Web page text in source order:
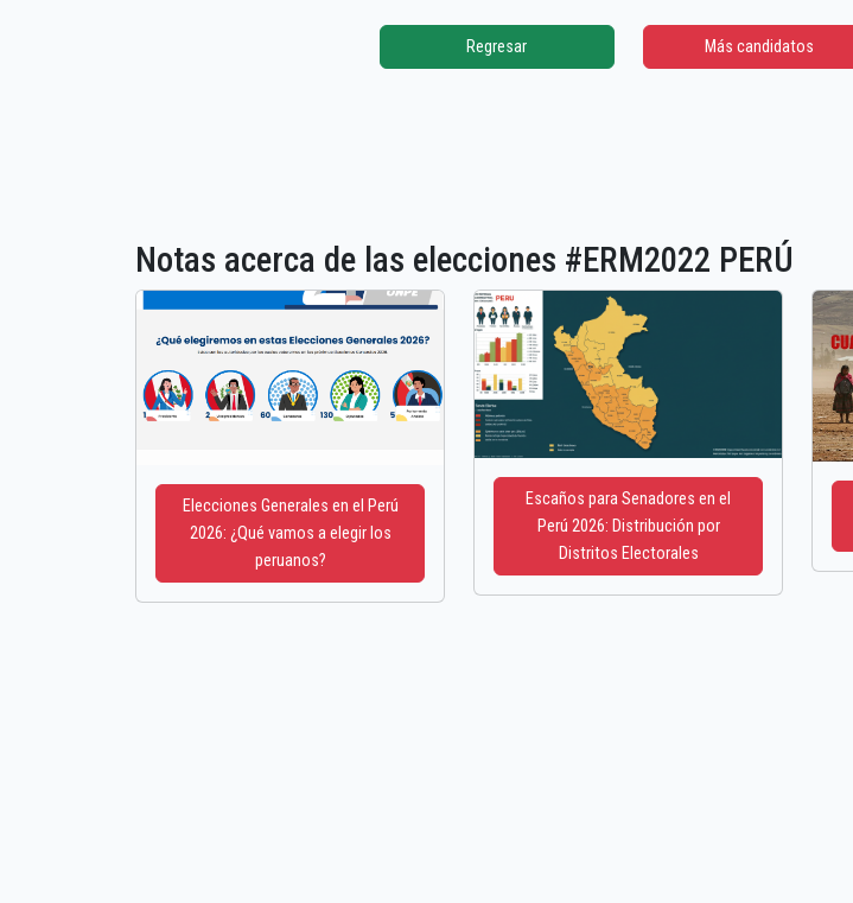
Regresar Más candidatos
Notas acerca de las elecciones #ERM2022 PERÚ
Elecciones Generales en el Perú
2026: ¿Qué vamos a elegir los
peruanos?
Escaños para Senadores en el
Perú 2026: Distribución por
Distritos Electorales